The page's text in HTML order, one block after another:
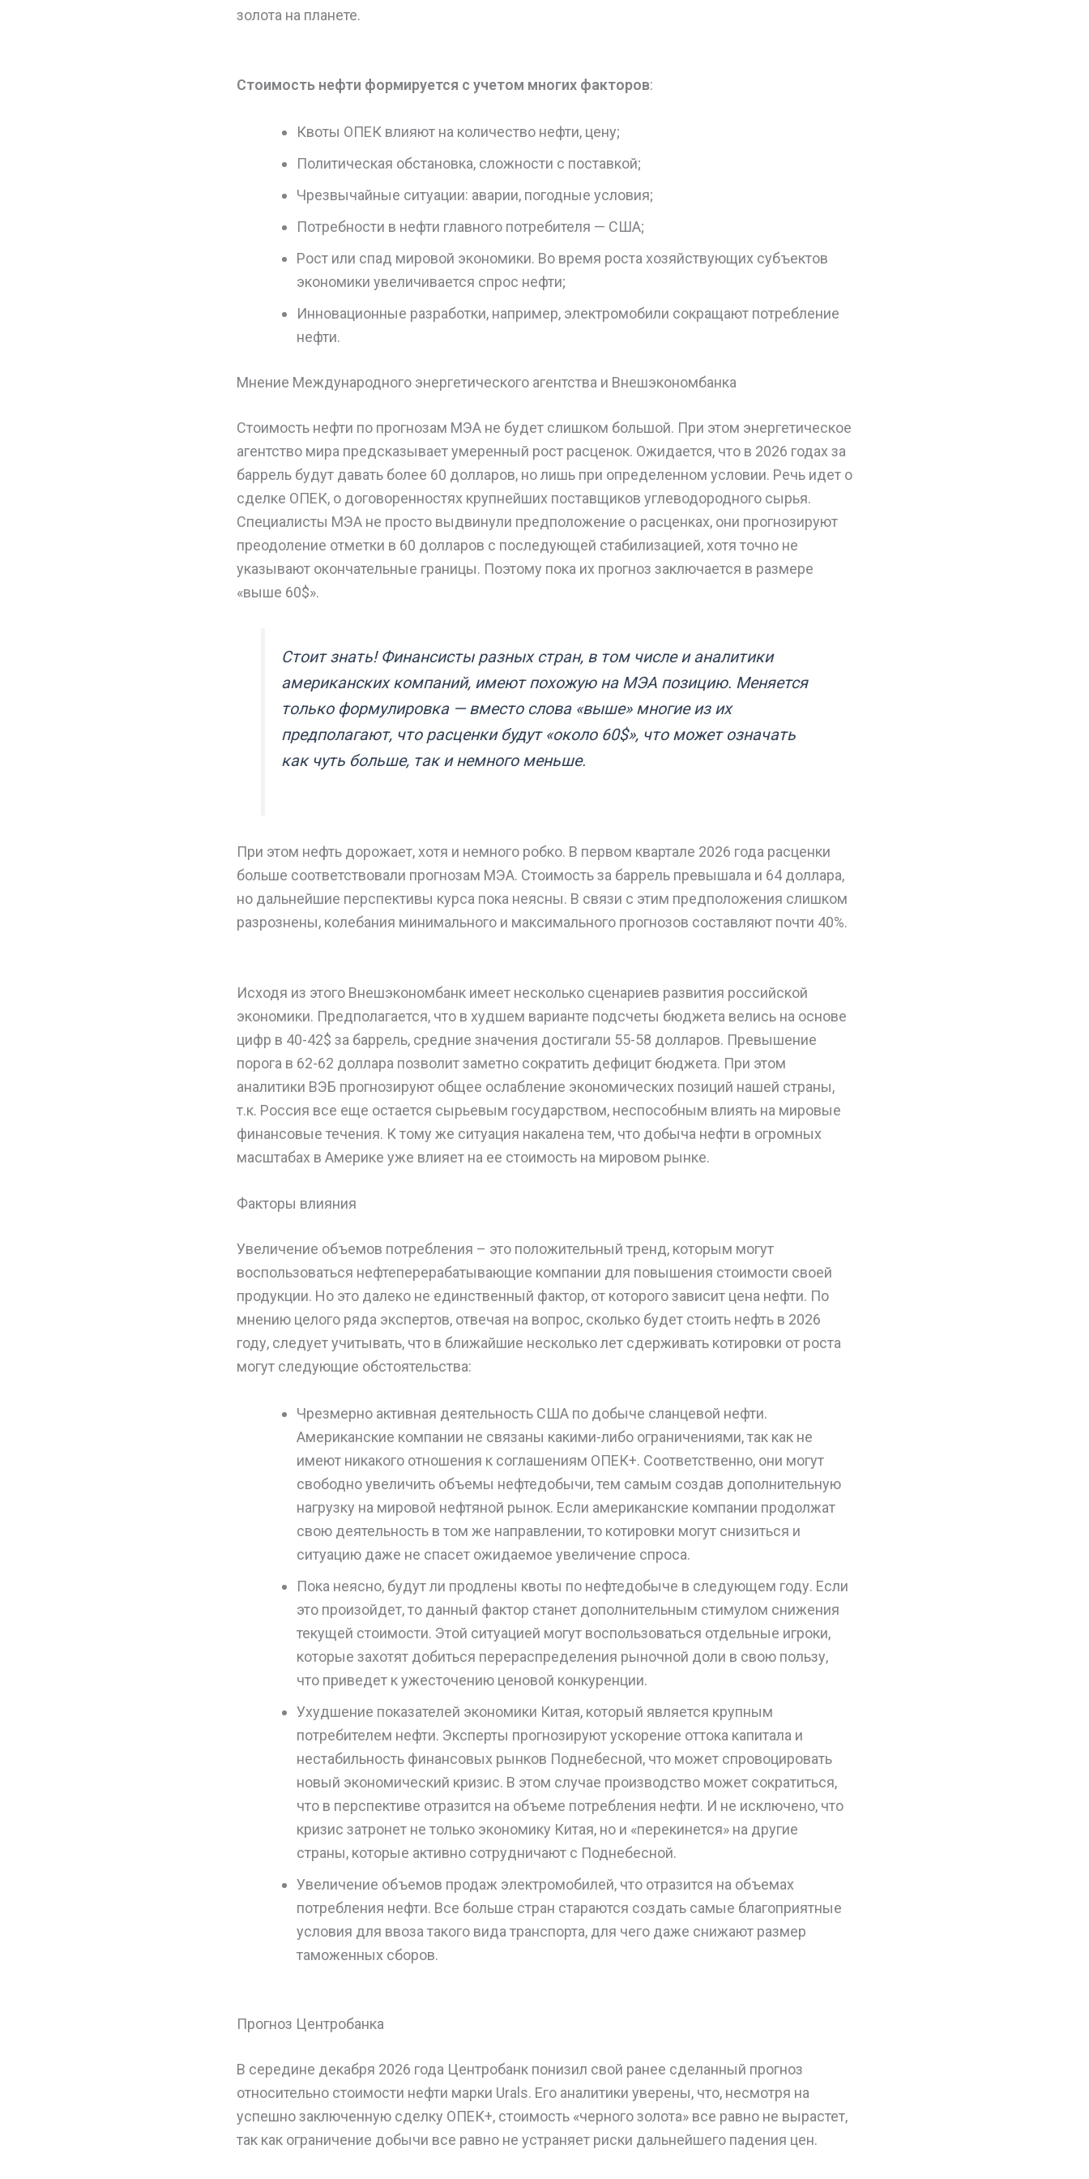
золота на планете.
Стоимость нефти формируется с учетом многих факторов:
Квоты ОПЕК влияют на количество нефти, цену;
Политическая обстановка, сложности с поставкой;
Чрезвычайные ситуации: аварии, погодные условия;
Потребности в нефти главного потребителя — США;
Рост или спад мировой экономики. Во время роста хозяйствующих субъектов
экономики увеличивается спрос нефти;
Инновационные разработки, например, электромобили сокращают потребление
нефти.
Мнение Международного энергетического агентства и Внешэкономбанка
Стоимость нефти по прогнозам МЭА не будет слишком большой. При этом энергетическое
агентство мира предсказывает умеренный рост расценок. Ожидается, что в 2026 годах за
баррель будут давать более 60 долларов, но лишь при определенном условии. Речь идет о
сделке ОПЕК, о договоренностях крупнейших поставщиков углеводородного сырья.
Специалисты МЭА не просто выдвинули предположение о расценках, они прогнозируют
преодоление отметки в 60 долларов с последующей стабилизацией, хотя точно не
указывают окончательные границы. Поэтому пока их прогноз заключается в размере
«выше 60$».
Стоит знать! Финансисты разных стран, в том числе и аналитики
американских компаний, имеют похожую на МЭА позицию. Меняется
только формулировка — вместо слова «выше» многие из их
предполагают, что расценки будут «около 60$», что может означать
как чуть больше, так и немного меньше.
При этом нефть дорожает, хотя и немного робко. В первом квартале 2026 года расценки
больше соответствовали прогнозам МЭА. Стоимость за баррель превышала и 64 доллара,
но дальнейшие перспективы курса пока неясны. В связи с этим предположения слишком
разрознены, колебания минимального и максимального прогнозов составляют почти 40%.
Исходя из этого Внешэкономбанк имеет несколько сценариев развития российской
экономики. Предполагается, что в худшем варианте подсчеты бюджета велись на основе
цифр в 40-42$ за баррель, средние значения достигали 55-58 долларов. Превышение
порога в 62-62 доллара позволит заметно сократить дефицит бюджета. При этом
аналитики ВЭБ прогнозируют общее ослабление экономических позиций нашей страны,
т.к. Россия все еще остается сырьевым государством, неспособным влиять на мировые
финансовые течения. К тому же ситуация накалена тем, что добыча нефти в огромных
масштабах в Америке уже влияет на ее стоимость на мировом рынке.
Факторы влияния
Увеличение объемов потребления – это положительный тренд, которым могут
воспользоваться нефтеперерабатывающие компании для повышения стоимости своей
продукции. Но это далеко не единственный фактор, от которого зависит цена нефти. По
мнению целого ряда экспертов, отвечая на вопрос, сколько будет стоить нефть в 2026
году, следует учитывать, что в ближайшие несколько лет сдерживать котировки от роста
могут следующие обстоятельства:
Чрезмерно активная деятельность США по добыче сланцевой нефти.
Американские компании не связаны какими-либо ограничениями, так как не
имеют никакого отношения к соглашениям ОПЕК+. Соответственно, они могут
свободно увеличить объемы нефтедобычи, тем самым создав дополнительную
нагрузку на мировой нефтяной рынок. Если американские компании продолжат
свою деятельность в том же направлении, то котировки могут снизиться и
ситуацию даже не спасет ожидаемое увеличение спроса.
Пока неясно, будут ли продлены квоты по нефтедобыче в следующем году. Если
это произойдет, то данный фактор станет дополнительным стимулом снижения
текущей стоимости. Этой ситуацией могут воспользоваться отдельные игроки,
которые захотят добиться перераспределения рыночной доли в свою пользу,
что приведет к ужесточению ценовой конкуренции.
Ухудшение показателей экономики Китая, который является крупным
потребителем нефти. Эксперты прогнозируют ускорение оттока капитала и
нестабильность финансовых рынков Поднебесной, что может спровоцировать
новый экономический кризис. В этом случае производство может сократиться,
что в перспективе отразится на объеме потребления нефти. И не исключено, что
кризис затронет не только экономику Китая, но и «перекинется» на другие
страны, которые активно сотрудничают с Поднебесной.
Увеличение объемов продаж электромобилей, что отразится на объемах
потребления нефти. Все больше стран стараются создать самые благоприятные
условия для ввоза такого вида транспорта, для чего даже снижают размер
таможенных сборов.
Прогноз Центробанка
В середине декабря 2026 года Центробанк понизил свой ранее сделанный прогноз
относительно стоимости нефти марки Urals. Его аналитики уверены, что, несмотря на
успешно заключенную сделку ОПЕК+, стоимость «черного золота» все равно не вырастет,
так как ограничение добычи все равно не устраняет риски дальнейшего падения цен.